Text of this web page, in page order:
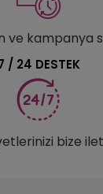
ve kampanya
/ 24 DESTEK
bize